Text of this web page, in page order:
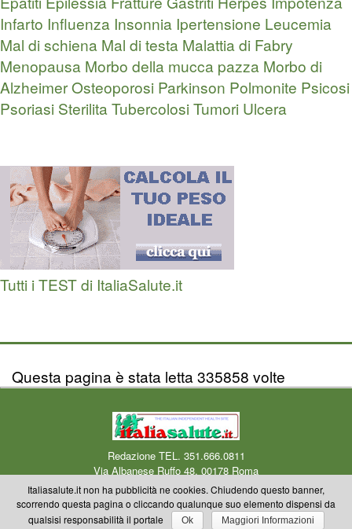
Infarto Influenza Insonnia Ipertensione Leucemia
Mal di schiena Mal di testa Malattia di Fabry
Menopausa Morbo della mucca pazza Morbo di
AlzheimerOsteoporosi Parkinson Polmonite Psicosi
Psoriasi SterilitaTubercolosiTumori Ulcera
Tutti i TEST di ItaliaSalute.it
Questa pagina è stata letta 335858 volte
Redazione TEL. 351.666.0811
Via Albanese Ruffo 48, 00178 Roma
Centro Medico Okmedicina.it Via Albanese Ruffo 40-46, 00178 Roma
redazione
Copyright © 2000-2023 Okmedicina ONLUS Riproduzione riservata anche
Italiasalute.it non ha pubblicità ne cookies. Chiudendo questo banner,
scorrendo questa pagina o cliccando qualunque suo elemento dispensi da
qualsisi responsabilità il portale
Ok Maggiori Informazioni